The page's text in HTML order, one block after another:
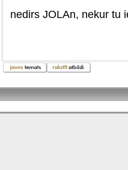
nedirs JOLAn, nekur tu